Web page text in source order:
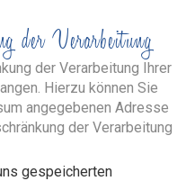
der Verarbeitung
der Verarbeitung Ihrer
Hierzu können Sie
angegebenen Adresse
der Verarbeitung
gespeicherten